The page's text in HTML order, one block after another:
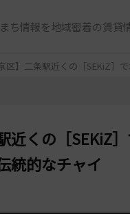
ち情報を地域密着の賃貸
区】二条駅近くの［SEKiZ］
近くの［SEKiZ
統的なチャイ